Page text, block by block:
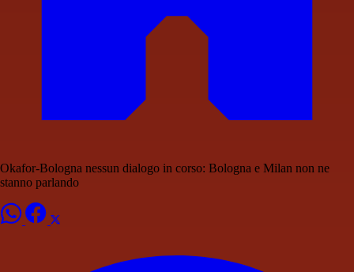
Okafor-Bologna nessun dialogo in corso: Bologna e Milan non ne
stanno parlando